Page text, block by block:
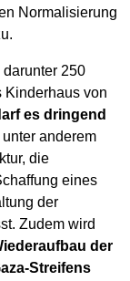
Normalisierung
250
Kinderhaus von
es dringend
unter anderem
die
eines
der
Zudem wird
der
Streifens